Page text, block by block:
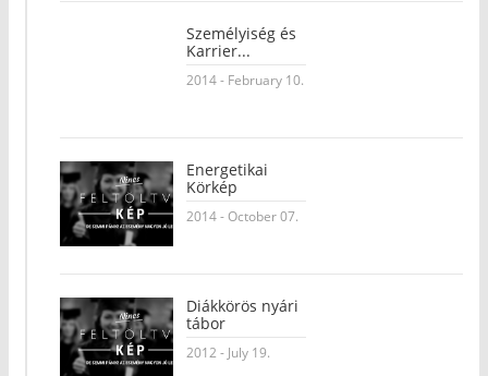
Személyiség és
Karrier...
2014 - February 10.
Energetikai
Körkép
2014 - October 07.
Diákkörös nyári
tábor
2012 - July 19.